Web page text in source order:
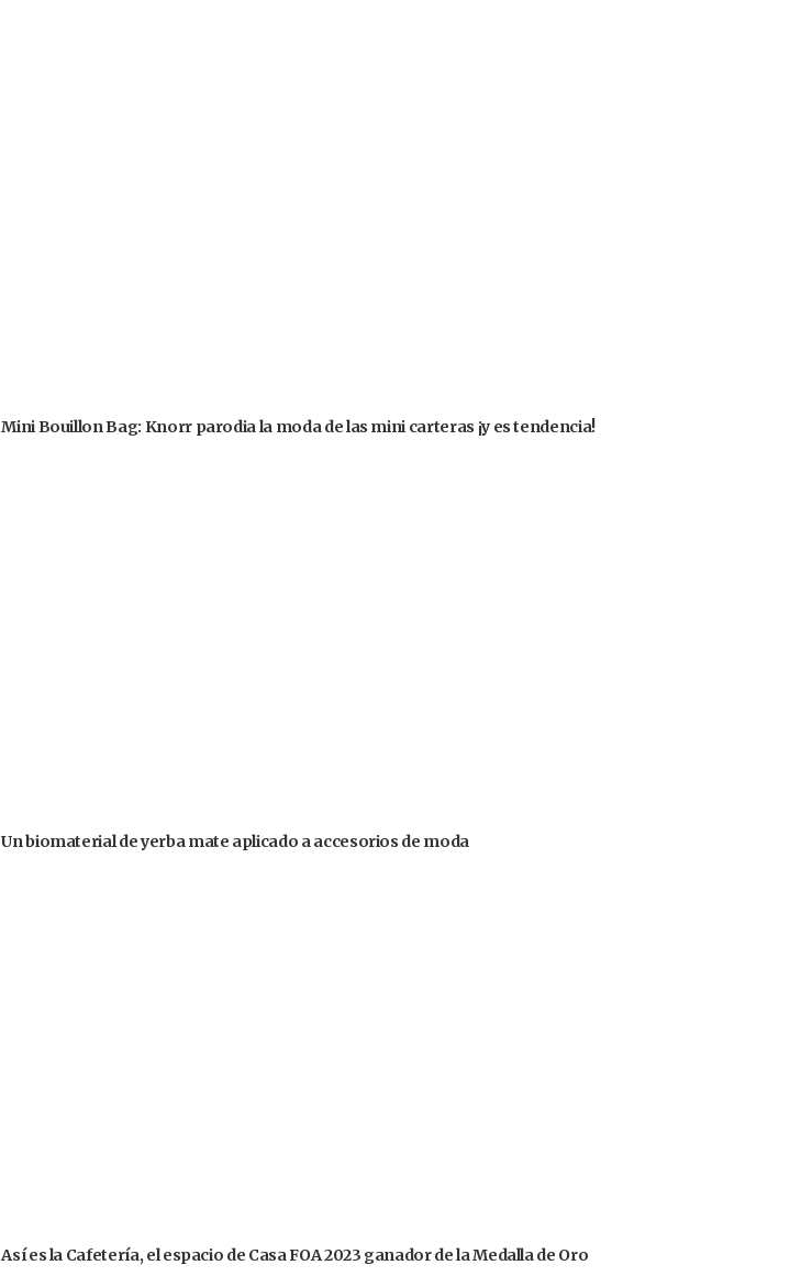
Mini Bouillon Bag: Knorr parodia la moda de las mini carteras ¡y es tendencia!
Un biomaterial de yerba mate aplicado a accesorios de moda
Así es la Cafetería, el espacio de Casa FOA 2023 ganador de la Medalla de Oro